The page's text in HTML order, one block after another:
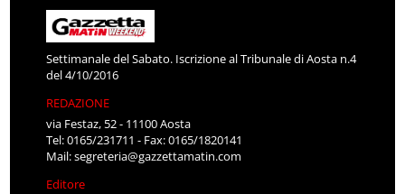
Settimanale del Sabato. Iscrizione al Tribunale di Aosta n.4
del 4/10/2016
REDAZIONE
via Festaz, 52 - 11100 Aosta
Tel: 0165/231711 - Fax: 0165/1820141
Mail:segreteria@gazzettamatin.com
Editore